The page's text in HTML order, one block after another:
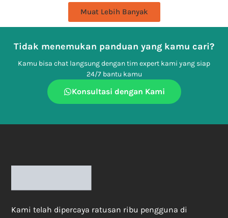
Muat Lebih Banyak
Tidak menemukan panduan yang kamu cari?
Kamu bisa chat langsung dengan tim expert kami yang siap
24/7 bantu kamu
Konsultasi dengan Kami
Kami telah dipercaya ratusan ribu pengguna di